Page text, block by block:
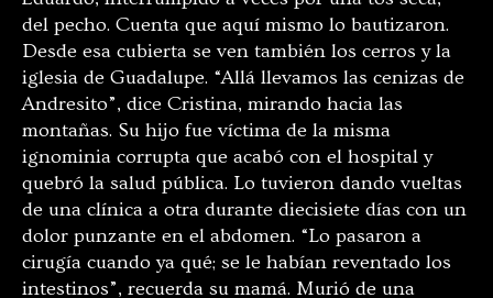
del pecho. Cuenta que aquí mismo lo bautizaron.
Desde esa cubierta se ven también los cerros y la
iglesia de Guadalupe. “Allá llevamos las cenizas de
Andresito”, dice Cristina, mirando hacia las
montañas. Su hijo fue víctima de la misma
ignominia corrupta que acabó con el hospital y
quebró la salud pública. Lo tuvieron dando vueltas
de una clínica a otra durante diecisiete días con un
dolor punzante en el abdomen. “Lo pasaron a
cirugía cuando ya qué; se le habían reventado los
intestinos”, recuerda su mamá. Murió de una